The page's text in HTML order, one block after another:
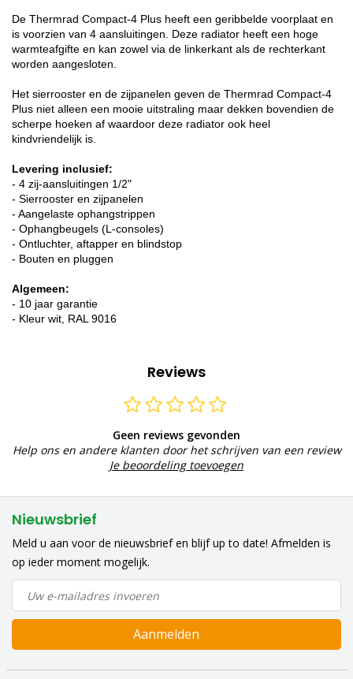
De Thermrad Compact-4 Plus heeft een geribbelde voorplaat en
is voorzien van 4 aansluitingen. Deze radiator heeft een hoge
warmteafgifte en kan zowel via de linkerkant als de rechterkant
worden aangesloten.
Het sierrooster en de zijpanelen geven de Thermrad Compact-4
Plus niet alleen een mooie uitstraling maar dekken bovendien de
scherpe hoeken af waardoor deze radiator ook heel
kindvriendelijk is.
Levering inclusief:
- 4 zij-aansluitingen 1/2"
- Sierrooster en zijpanelen
- Aangelaste ophangstrippen
- Ophangbeugels (L-consoles)
- Ontluchter, aftapper en blindstop
- Bouten en pluggen
Algemeen:
- 10 jaar garantie
- Kleur wit, RAL 9016
Reviews
Geen reviews gevonden
Help ons en andere klanten door het schrijven van een review
Je beoordeling toevoegen
Nieuwsbrief
Meld u aan voor de nieuwsbrief en blijf up to date! Afmelden is
op ieder moment mogelijk.
Aanmelden